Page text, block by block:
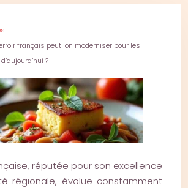
français peut-on moderniser pour les
?
réputée pour son excellence
régionale, évolue constamment